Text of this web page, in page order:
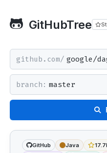
GitHubTree
github.com/
branch:
GitHub Java